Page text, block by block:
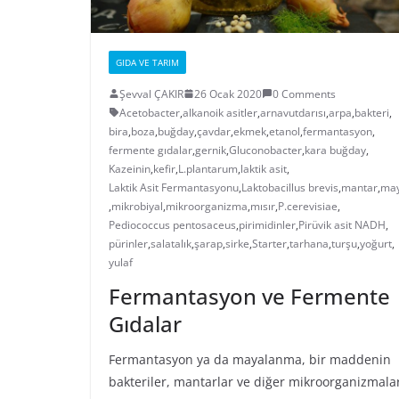
GIDA VE TARIM
Şevval ÇAKIR 26 Ocak 2020
0 Comments
Acetobacter,alkanoik asitler,arnavutdarısı,arpa,bakteri,
bira,boza,buğday,çavdar,ekmek,etanol,fermantasyon,
fermente gıdalar,gernik,Gluconobacter,kara buğday,
Kazeinin,kefir,L.plantarum,laktik asit,
Laktik Asit Fermantasyonu,Laktobacillus brevis,mantar,
,mikrobiyal,mikroorganizma,mısır,P.cerevisiae,
Pediococcus pentosaceus,pirimidinler,Pirüvik asit NADH,
pürinler,salatalık,şarap,sirke,Starter,tarhana,turşu,yoğurt,
yulaf
Fermantasyon ve Fermente
Gıdalar
Fermantasyon ya da mayalanma, bir maddenin
bakteriler, mantarlar ve diğer